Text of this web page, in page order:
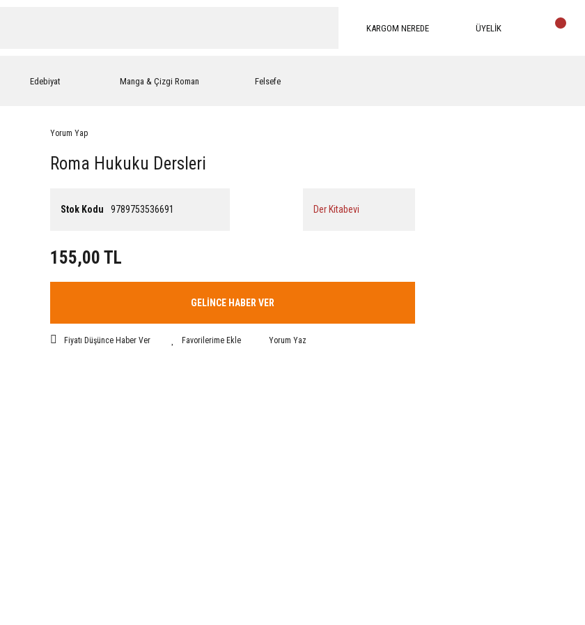
KARGOM NEREDE ÜYELİK
Edebiyat Manga & Çizgi Roman Felsefe
Yorum Yap
Roma Hukuku Dersleri
Stok Kodu 9789753536691 Der Kitabevi
155,00 TL
GELİNCE HABER VER
Fiyatı Düşünce Haber Ver Yorum Yaz